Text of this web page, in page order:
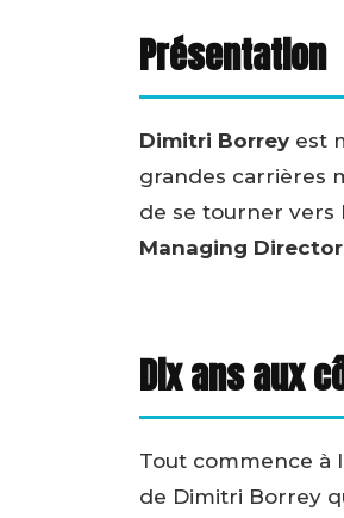
Présentation
Dimitri Borrey est
grandes carrières
de se tourner vers
Managing
Dix ans aux
Tout commence à
de Dimitri Borrey